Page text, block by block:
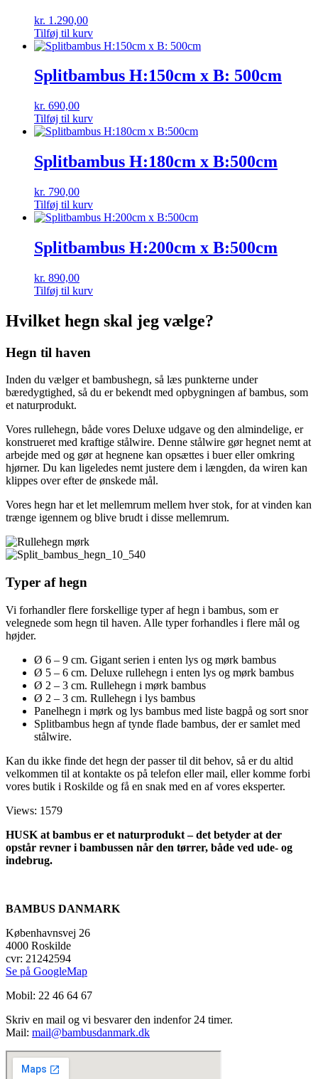
kr. 1.290,00
Tilføj til kurv
Splitbambus H:150cm x B: 500cm
kr. 690,00
Tilføj til kurv
Splitbambus H:180cm x B:500cm
kr. 790,00
Tilføj til kurv
Splitbambus H:200cm x B:500cm
kr. 890,00
Tilføj til kurv
Hvilket hegn skal jeg vælge?
Hegn til haven
Inden du vælger et bambushegn, så læs punkterne under
bæredygtighed, så du er bekendt med opbygningen af bambus, som
et naturprodukt.
Vores rullehegn, både vores Deluxe udgave og den almindelige, er
konstrueret med kraftige stålwire. Denne stålwire gør hegnet nemt at
arbejde med og gør at hegnene kan opsættes i buer eller omkring
hjørner. Du kan ligeledes nemt justere dem i længden, da wiren kan
klippes over efter de ønskede mål.
Vores hegn har et let mellemrum mellem hver stok, for at vinden kan
trænge igennem og blive brudt i disse mellemrum.
Typer af hegn
Vi forhandler flere forskellige typer af hegn i bambus, som er
velegnede som hegn til haven. Alle typer forhandles i flere mål og
højder.
Ø 6 – 9 cm. Gigant serien i enten lys og mørk bambus
Ø 5 – 6 cm. Deluxe rullehegn i enten lys og mørk bambus
Ø 2 – 3 cm. Rullehegn i mørk bambus
Ø 2 – 3 cm. Rullehegn i lys bambus
Panelhegn i mørk og lys bambus med liste bagpå og sort snor
Splitbambus hegn af tynde flade bambus, der er samlet med
stålwire.
Kan du ikke finde det hegn der passer til dit behov, så er du altid
velkommen til at kontakte os på telefon eller mail, eller komme forbi
vores butik i Roskilde og få en snak med en af vores eksperter.
Views: 1579
HUSK at bambus er et naturprodukt – det betyder at der
opstår revner i bambussen når den tørrer, både ved ude- og
indebrug.
BAMBUS DANMARK
Københavnsvej 26
4000 Roskilde
cvr: 21242594
Se på GoogleMap
Mobil: 22 46 64 67
Skriv en mail og vi besvarer den indenfor 24 timer.
Mail: mail@bambusdanmark.dk